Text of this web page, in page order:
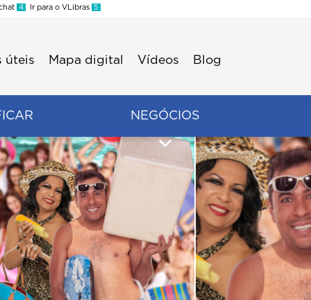
4 Ir para o VLibras 5
úteis Mapa digital Vídeos Blog
NEGÓCIOS